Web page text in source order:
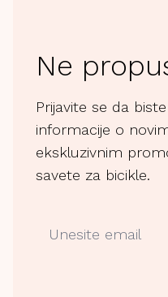
Ne
Prijavite se da
informacije o
ekskluzivnim
savete za bicikle.